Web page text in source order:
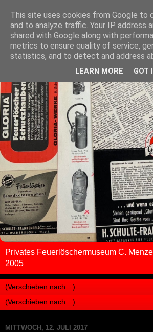
Privates Feuerlöschermuseum C.
2005
MITTWOCH, 12. JULI 2017
This site uses cookies from Google to
and to analyze traffic. Your IP address
shared with Google along with
metrics to ensure quality of service,
statistics, and to detect and address
LEARN MORE GOT